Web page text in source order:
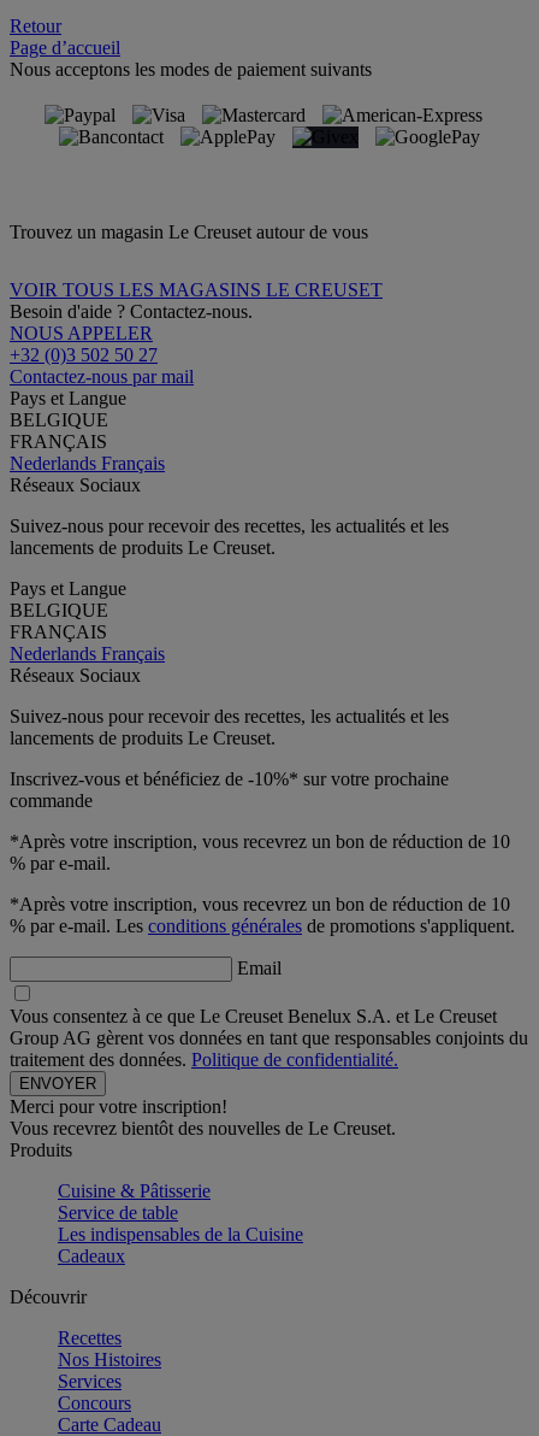
Retour
Page d’accueil
Nous acceptons les modes de paiement suivants
Trouvez un magasin Le Creuset autour de vous
VOIR TOUS LES MAGASINS LE CREUSET
Besoin d'aide ? Contactez-nous.
NOUS APPELER
+32 (0)3 502 50 27
Contactez-nous par mail
Pays et Langue
BELGIQUE
FRANÇAIS
Nederlands Français
Réseaux Sociaux
Suivez-nous pour recevoir des recettes, les actualités et les
lancements de produits Le Creuset.
Pays et Langue
BELGIQUE
FRANÇAIS
Nederlands Français
Réseaux Sociaux
Suivez-nous pour recevoir des recettes, les actualités et les
lancements de produits Le Creuset.
Inscrivez-vous et bénéficiez de -10%* sur votre prochaine
commande
*Après votre inscription, vous recevrez un bon de réduction de 10
% par e-mail.
*Après votre inscription, vous recevrez un bon de réduction de 10
% par e-mail. Les conditions générales de promotions s'appliquent.
Email
Vous consentez à ce que Le Creuset Benelux S.A. et Le Creuset
Group AG gèrent vos données en tant que responsables conjoints du
traitement des données. Politique de confidentialité.
Merci pour votre inscription!
Vous recevrez bientôt des nouvelles de Le Creuset.
Produits
Cuisine & Pâtisserie
Service de table
Les indispensables de la Cuisine
Cadeaux
Découvrir
Recettes
Nos Histoires
Services
Concours
Carte Cadeau